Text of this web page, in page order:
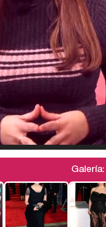
Galería: